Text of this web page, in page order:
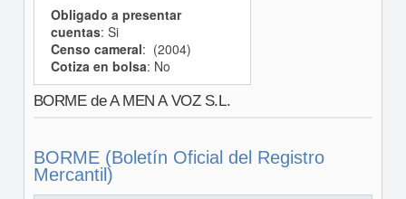
Obligado a presentar
cuentas: Si
Censo cameral: (2004)
Cotiza en bolsa: No
BORME de A MEN A VOZ S.L.
BORME (Boletín Oficial del Registro
Mercantil)